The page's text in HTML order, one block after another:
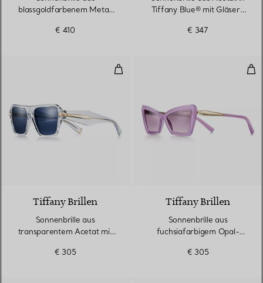
blassgoldfarbenem Metall
€ 410
Tiffany Blue® mit Gläsern
€ 347
Sonnenbrille aus
Tiffany Brillen
Sonnenbrille aus
transparentem Acetat mit
€ 305
Tiffany Brillen
Sonnenbrille aus
fuchsiafarbigem Opal-
€ 305